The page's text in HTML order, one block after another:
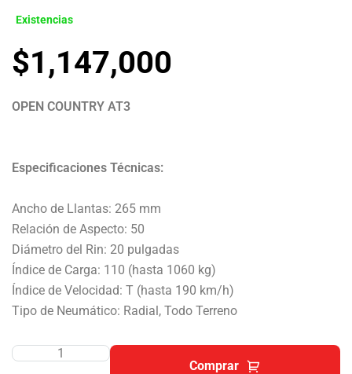
Existencias
$1,147,000
OPEN COUNTRY AT3
Especificaciones Técnicas:
Ancho de Llantas: 265 mm
Relación de Aspecto: 50
Diámetro del Rin: 20 pulgadas
Índice de Carga: 110 (hasta 1060 kg)
Índice de Velocidad: T (hasta 190 km/h)
Tipo de Neumático: Radial, Todo Terreno
Comprar